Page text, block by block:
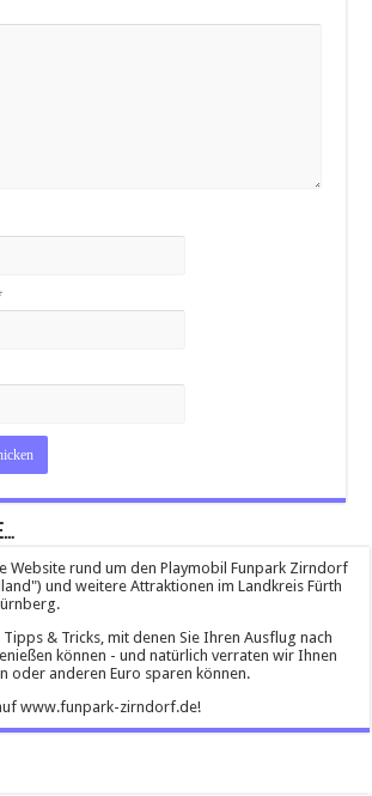
Website rund um den Playmobil Funpark Zirndorf
und weitere Attraktionen im Landkreis Fürth
& Tricks, mit denen Sie Ihren Ausflug nach
können - und natürlich verraten wir Ihnen
oder anderen Euro sparen können.
www.funpark-zirndorf.de!